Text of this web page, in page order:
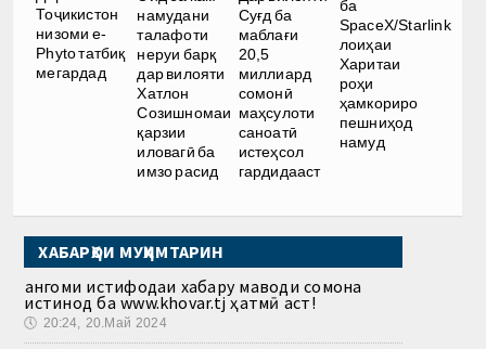
Тоҷикистон
низоми e-
Phyto татбиқ
мегардад
намудани
талафоти
неруи барқ
дар вилояти
Хатлон
Созишномаи
қарзии
иловагӣ ба
имзо расид
Суғд ба
маблағи
20,5
миллиард
сомонӣ
маҳсулоти
саноатӣ
истеҳсол
гардидааст
ба
SpaceX/Starlink
лоиҳаи
Харитаи
роҳи
ҳамкориро
пешниҳод
намуд
ХАБАРҲОИ МУҲИМТАРИН
Ҳангоми истифодаи хабару маводи сомона
истинод ба www.khovar.tj ҳатмӣ аст!
🕔 20:24, 20.Май 2024